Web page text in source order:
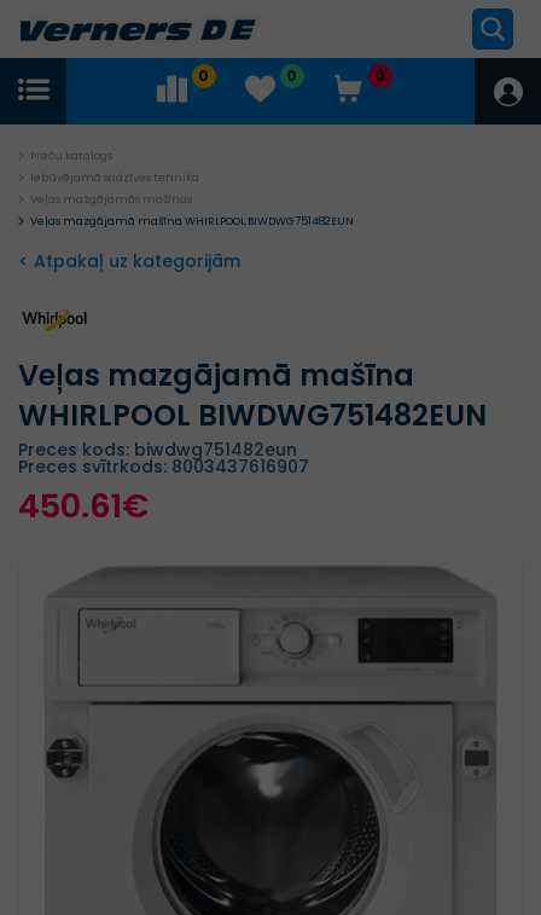
0 0 0
Preču katalogs
Iebūvējamā sadzīves tehnika
Veļas mazgājamās mašīnas
Veļas mazgājamā mašīna WHIRLPOOL BIWDWG751482EUN
< Atpakaļ uz kategorijām
Veļas mazgājamā mašīna
WHIRLPOOL BIWDWG751482EUN
Preces kods: biwdwg751482eun
Preces svītrkods: 8003437616907
450.61€